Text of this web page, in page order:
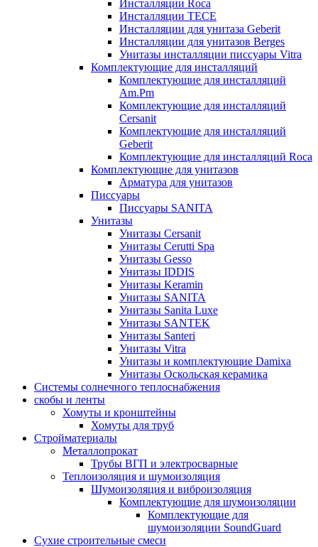
Инсталляции Roca
Инсталляции TECE
Инсталляции для унитаза Geberit
Инсталляции для унитазов Berges
Унитазы инсталляции писсуары Vitra
Комплектующие для инсталляций
Комплектующие для инсталляций
Am.Pm
Комплектующие для инсталляций
Cersanit
Комплектующие для инсталляций
Geberit
Комплектующие для инсталляций Roca
Комплектующие для унитазов
Арматура для унитазов
Писсуары
Писсуары SANITA
Унитазы
Унитазы Cersanit
Унитазы Cerutti Spa
Унитазы Gesso
Унитазы IDDIS
Унитазы Keramin
Унитазы SANITA
Унитазы Sanita Luxe
Унитазы SANTEK
Унитазы Santeri
Унитазы Vitra
Унитазы и комплектующие Damixa
Унитазы Оскольская керамика
Системы солнечного теплоснабжения
скобы и ленты
Хомуты и кронштейны
Хомуты для труб
Стройматериалы
Металлопрокат
Трубы ВГП и электросварные
Теплоизоляция и шумоизоляция
Шумоизоляция и виброизоляция
Комплектующие для шумоизоляции
Комплектующие для
шумоизоляции SoundGuard
Сухие строительные смеси